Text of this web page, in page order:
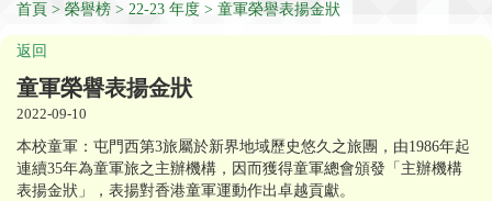
首頁 榮譽榜 22-23 年度 童軍榮譽表揚金狀
返回
童軍榮譽表揚金狀
2022-09-10
本校童軍：屯門西第3旅屬於新界地域歷史悠久之旅團，由1986年起
連續35年為童軍旅之主辦機構，因而獲得童軍總會頒發「主辦機構
表揚金狀」，表揚對香港童軍運動作出卓越貢獻。